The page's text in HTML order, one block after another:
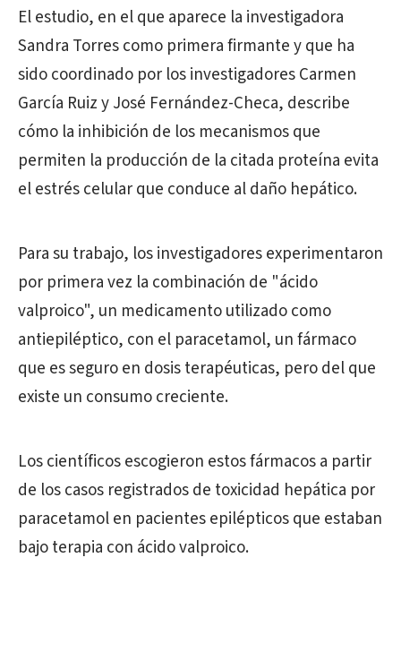
El estudio, en el que aparece la investigadora
Sandra Torres como primera firmante y que ha
sido coordinado por los investigadores Carmen
García Ruiz y José Fernández-Checa, describe
cómo la inhibición de los mecanismos que
permiten la producción de la citada proteína evita
el estrés celular que conduce al daño hepático.
Para su trabajo, los investigadores experimentaron
por primera vez la combinación de "ácido
valproico", un medicamento utilizado como
antiepiléptico, con el paracetamol, un fármaco
que es seguro en dosis terapéuticas, pero del que
existe un consumo creciente.
Los científicos escogieron estos fármacos a partir
de los casos registrados de toxicidad hepática por
paracetamol en pacientes epilépticos que estaban
bajo terapia con ácido valproico.